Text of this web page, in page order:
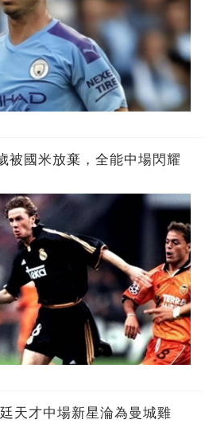
被國米放棄，全能中場閃耀
天才中場新星淪為曼城雞